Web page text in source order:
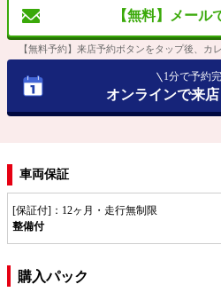
【無料】メール
【無料予約】来店予約ボタンをタップ後、カ
1分で予約
オンラインで来
車両保証
[保証付]：12ヶ月・走行無制限
整備付
購入パック